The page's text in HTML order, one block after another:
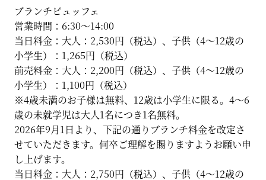
ブランチビュッフェ
営業時間：6:30～14:00
当日料金：大人：2,530円（税込）、子供（4～12歳の
小学生）：1,265円（税込）
前売料金：大人：2,200円（税込）、子供（4～12歳の
小学生）：1,100円（税込）
※4歳未満のお子様は無料、12歳は小学生に限る。4～6
歳の未就学児は大人1名につき1名無料。
2026年9月1日より、下記の通りブランチ料金を改定さ
せていただきます。何卒ご理解を賜りますようお願い申
し上げます。
当日料金：大人：2,750円（税込）、子供（4～12歳の